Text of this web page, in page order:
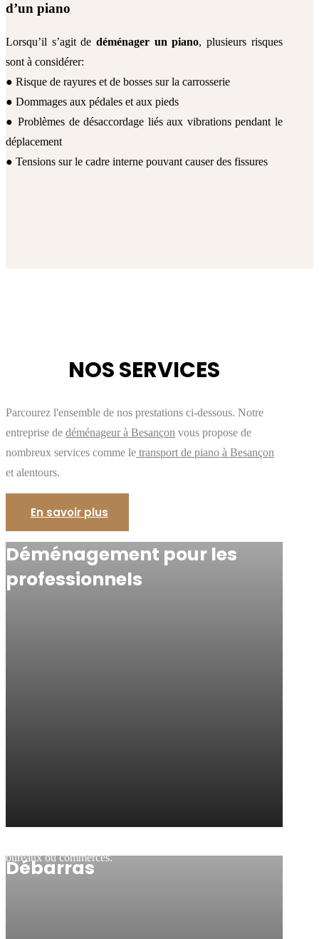
d’un piano
Lorsqu’il s’agit dedéménager un piano, plusieurs risques
sont à considérer:
● Risque de rayures et de bosses sur la carrosserie
● Dommages aux pédales et aux pieds
● Problèmes de désaccordage liés aux vibrations pendant le
déplacement
● Tensions sur le cadre interne pouvant causer des fissures
NOS SERVICES
Parcourez l'ensemble de nos prestations ci-dessous. Notre
entreprise de déménageur à Besançon vous propose de
nombreux services comme le transport de piano à Besançon
et alentours.
En savoir plus
Déménagement pour les
professionnels
bureaux ou commerces.
Débarras